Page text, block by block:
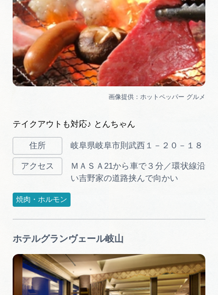
テイクアウトも対応♪ とんちゃん
岐阜県岐阜市則武西１－２０－１８
ＭＡＳＡ21から車で３分／環状線沿
い吉野家の道路挟んで向かい
焼肉・ホルモン
ホテルグランヴェール岐山